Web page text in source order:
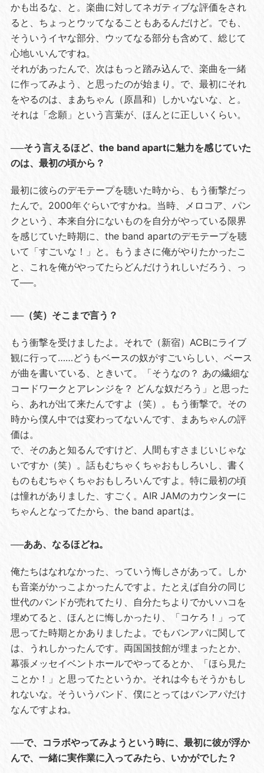
かも出るな、と。楽曲に対してネガティブな評価をされ
ると、ちょっとウッてなることもあるんだけど。でも、
そういうイヤな部分、ウッてなる部分も含めて、総じて
心地いいんですね。
それがあったんで、次はもっと踏み込んで、楽曲を一緒
に作ってみよう、と思ったのが始まり。で、最初にそれ
をやるのは、まあちゃん（原昌和）しかいないな、と。
それは「念願」という言葉が、ほんとに正しいくらい。
──そう言えるほど、the band apartに魅力を感じていた
のは、最初の頃から？
最初に彼らのデモテープを聴いた時から、もう衝撃だっ
たんで。2000年ぐらいですかね。当時、メロコア、パン
クという、本来自分にないものを自分がやっている限界
を感じていた時期に、the band apartのデモテープを聴
いて「すごいな！」と。もうまさに俺がやりたかったこ
と、これを俺がやってたらどんだけうれしいだろう、っ
て──。
──（笑）そこまで言う？
もう衝撃を受けましたよ。それで（新宿）ACBにライブ
観に行って……どうもベースの奴がすごいらしい、ベース
が曲を書いている、ときいて。「そうなの？ あの繊細な
コードワークとアレンジを？ どんな奴だろう」と思った
ら、あれが出て来たんですよ（笑）。もう衝撃で。その
時から僕ん中では変わってないんです、まあちゃんの評
価は。
で、そのあと知るんですけど、人間もすさまじいじゃな
いですか（笑）。話もむちゃくちゃおもしろいし、書く
ものもむちゃくちゃおもしろいんですよ。特に最初の頃
は憧れがありました、すごく。AIR JAMのカウンターに
ちゃんとなってたから、the band apartは。
──ああ、なるほどね。
俺たちはなれなかった、っていう悔しさがあって。しか
も音楽がかっこよかったんですよ。たとえば自分の同じ
世代のバンドが売れてたり、自分たちよりでかいハコを
埋めてると、ほんとに悔しかったり、「コケろ！」って
思ってた時期とかありましたよ。でもバンアパに関して
は、うれしかったんです。両国国技館が埋まったとか、
幕張メッセイベントホールでやってるとか、「ほら見た
ことか！」と思ってたというか。それは今もそうかもし
れないな。そういうバンド、僕にとってはバンアパだけ
なんですよね。
──で、コラボやってみようという時に、最初に彼が浮か
んで、一緒に実作業に入ってみたら、いかがでした？